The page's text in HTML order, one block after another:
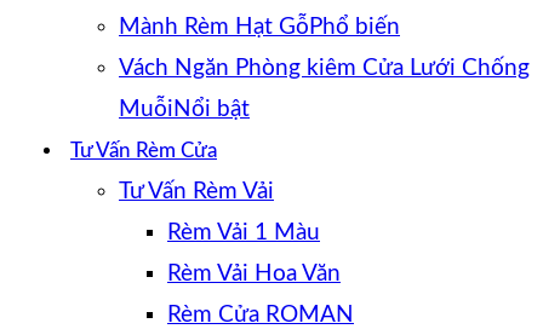
Mành Rèm Hạt Gỗ
Vách Ngăn Phòng kiêm Cửa Lưới Chống
Muỗi
Tư Vấn Rèm Cửa
Tư Vấn Rèm Vải
Rèm Vải 1 Màu
Rèm Vải Hoa Văn
Rèm Cửa ROMAN